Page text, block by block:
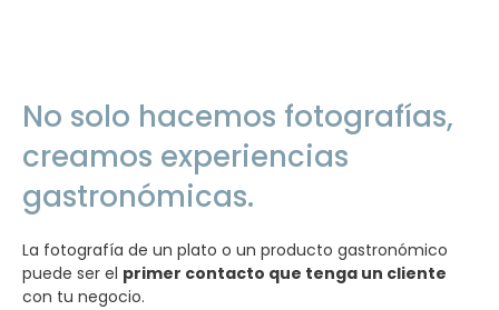
No solo hacemos fotografías,
creamos experiencias
gastronómicas.
La fotografía de un plato o un producto gastronómico
puede ser el primer contacto que tenga un cliente
con tu negocio.